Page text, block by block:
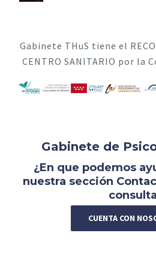
Gabinete THuS tiene el
CENTRO SANITARIO por la
Gabinete de
¿En que podemos
nuestra sección
CUENTA CON